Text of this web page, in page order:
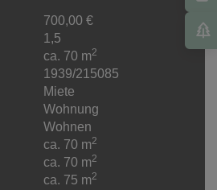
700,00 €
1,5
ca. 70 m2
1939/215085
Miete
Wohnung
Wohnen
ca. 70 m2
ca. 70 m2
ca. 75 m2